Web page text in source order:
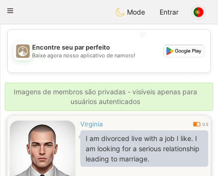
ahebik
Toggle
Mode Entrar
💖
💕
💕
Encontre seu par perfeito
Baixe agora nosso aplicativo de namoro!
Imagens de membros são privadas - visíveis apenas para
usuários autenticados
Virginia 0.5
I am divorced live with a job I like. I
am looking for a serious relationship
leading to marriage.